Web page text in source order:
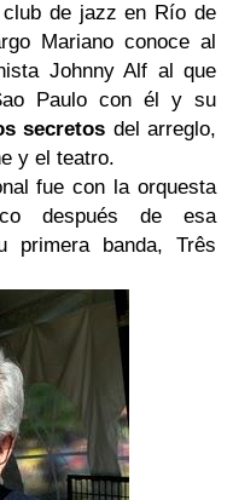
de jazz en Río de
Mariano conoce al
Johnny Alf al que
Paulo con él y su
secretos del arreglo,
y el teatro.
fue con la orquesta
después de esa
primera banda, Três